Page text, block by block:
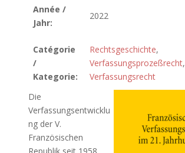
Année /
Jahr:
2022
Catégorie
/
Kategorie:
Rechtsgeschichte,
Verfassungsprozeßrecht,
Verfassungsrecht
Die
Verfassungsentwicklu
ng der V.
Französischen